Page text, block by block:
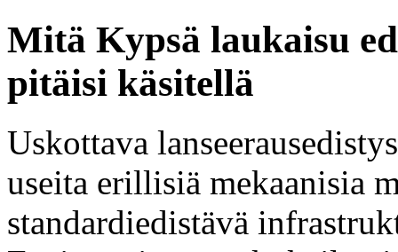
Mitä Kypsä laukaisu
pitäisi käsitellä
Uskottava
useita erillisiä mekaanisia
standardiedistävä